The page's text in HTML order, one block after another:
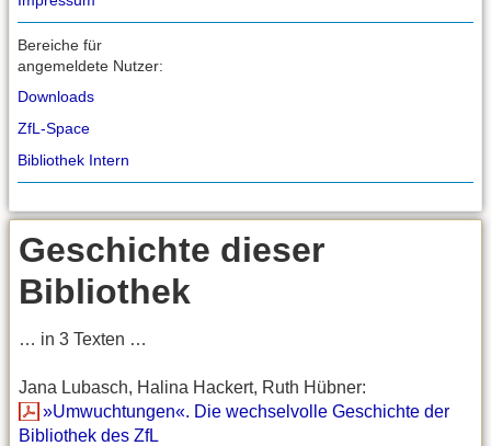
Bereiche für
angemeldete Nutzer:
Downloads
ZfL-Space
Bibliothek Intern
Geschichte dieser
Bibliothek
… in 3 Texten …
Jana Lubasch, Halina Hackert, Ruth Hübner:
»Umwuchtungen«. Die wechselvolle Geschichte der
Bibliothek des ZfL